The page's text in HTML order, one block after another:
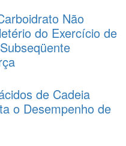
Não
do Exercício de
de Cadeia
o Desempenho de